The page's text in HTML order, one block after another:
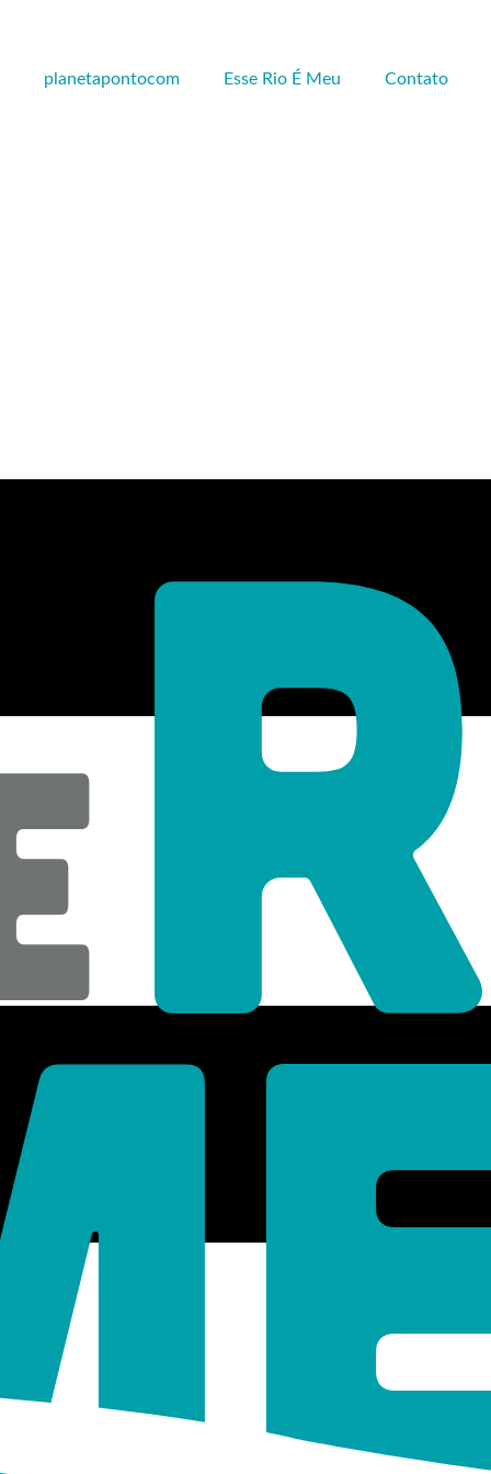
planetapontocom Esse Rio É Meu Contato